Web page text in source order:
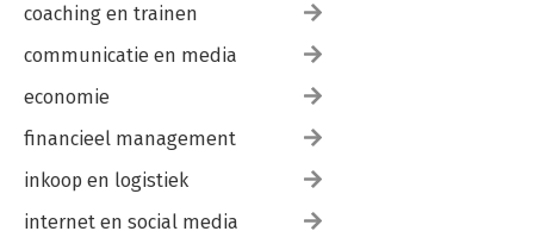
coaching en trainen
communicatie en media
economie
financieel management
inkoop en logistiek
internet en social media